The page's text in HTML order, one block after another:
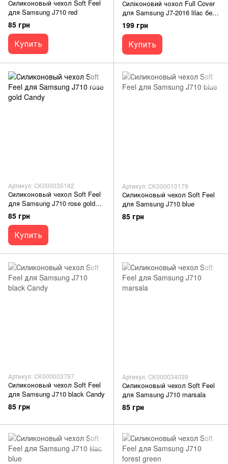
Силиконовый чехол Soft Feel
для Samsung J710 red
85 грн
Купить
Силіконовий чохол Full Cover
для Samsung J7-2016 lilac без
logo
199 грн
Купить
Артикул: СК000035182
Силиконовый чехол Soft Feel
для Samsung J710 rose gold
Candy
85 грн
Купить
Артикул: СК000010179
Силиконовый чехол Soft Feel
для Samsung J710 blue
85 грн
Артикул: СК000003797
Силиконовый чехол Soft Feel
для Samsung J710 black Candy
85 грн
Артикул: СК000034039
Силиконовый чехол Soft Feel
для Samsung J710 marsala
85 грн